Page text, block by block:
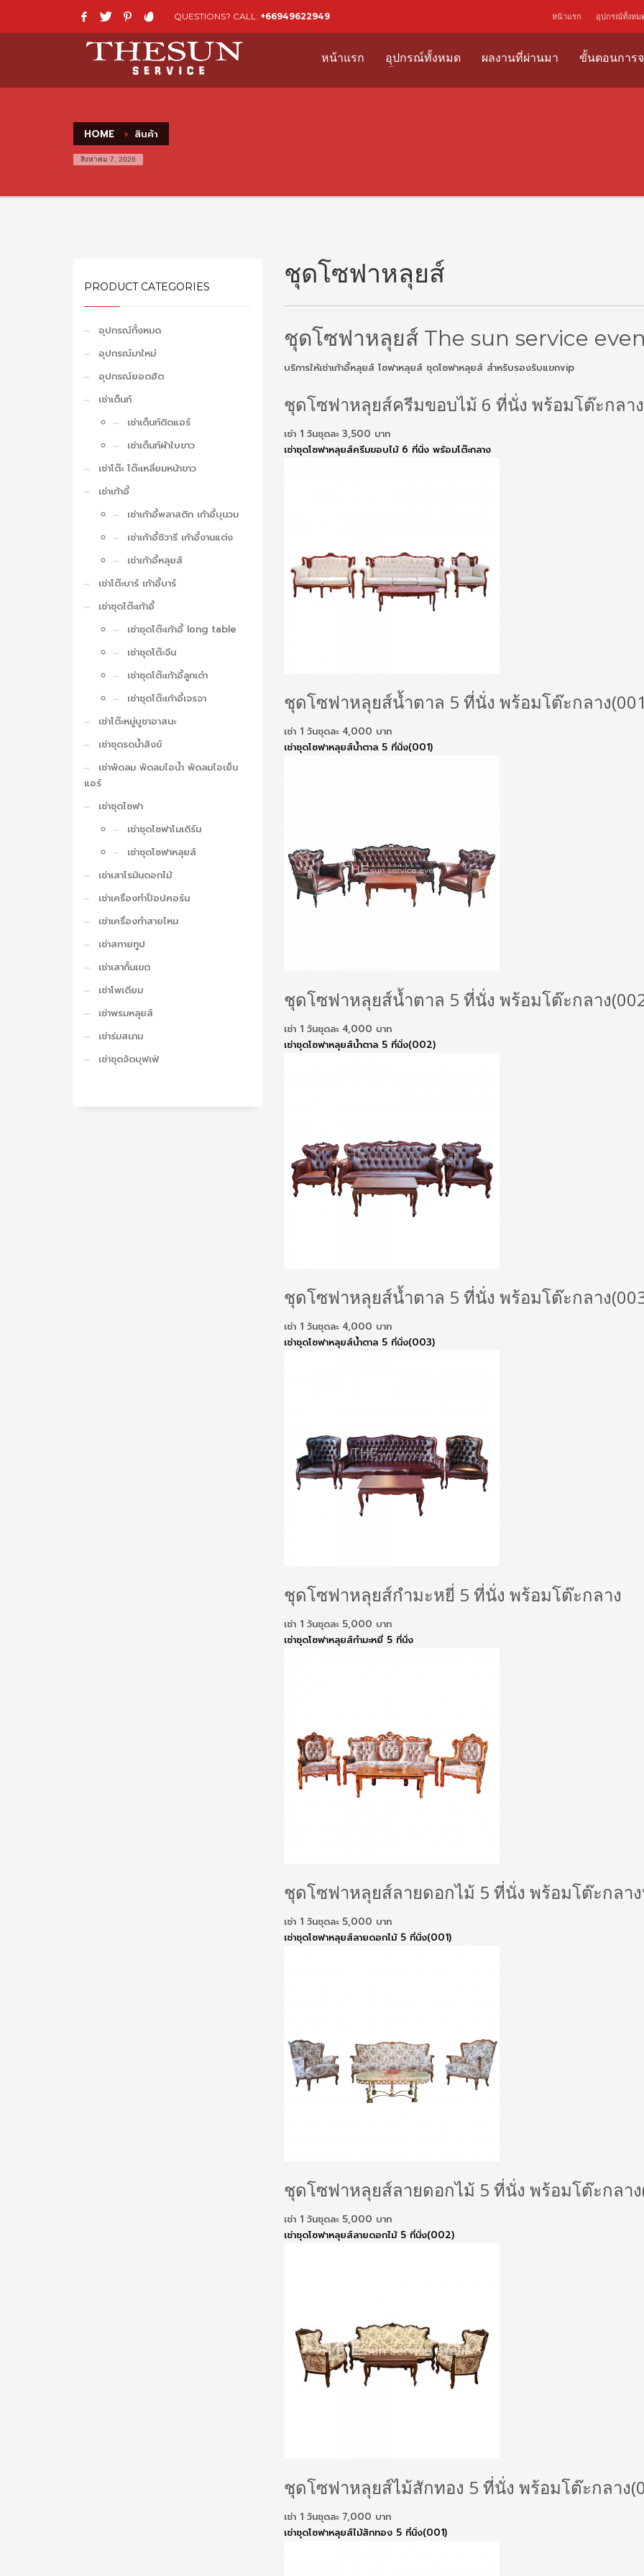
QUESTIONS? CALL: +66949622949 หน้าแรก อุปกรณ์ทั้งหม
หน้าแรก อุปกรณ์ทั้งหมด ผลงานที่ผ่านมา ขั้นตอนการ
HOME สินค้า
สิงหาคม 7, 2026
ชุดโซฟาหลุยส์
ชุดโซฟาหลุยส์ The sun service
บริการให้เช่าเก้าอี้หลุยส์ โซฟาหลุยส์ ชุดโซฟาหลุยส์ สำหรับรองรับแขกvip
ชุดโซฟาหลุยส์ครีมขอบไม้ 6 ที่นั่ง พร้อมโต๊ะกลาง
เช่า 1 วันชุดละ 3,500 บาท
เช่าชุดโซฟาหลุยส์ครีมขอบไม้ 6 ที่นั่ง พร้อมโต๊ะกลาง
ชุดโซฟาหลุยส์น้ำตาล 5 ที่นั่ง พร้อมโต๊ะกลาง
เช่า 1 วันชุดละ 4,000 บาท
เช่าชุดโซฟาหลุยส์น้ำตาล 5 ที่นั่ง(001)
ชุดโซฟาหลุยส์น้ำตาล 5 ที่นั่ง พร้อมโต๊ะกลาง
เช่า 1 วันชุดละ 4,000 บาท
เช่าชุดโซฟาหลุยส์น้ำตาล 5 ที่นั่ง(002)
ชุดโซฟาหลุยส์น้ำตาล 5 ที่นั่ง พร้อมโต๊ะกลาง
เช่า 1 วันชุดละ 4,000 บาท
เช่าชุดโซฟาหลุยส์น้ำตาล 5 ที่นั่ง(003)
ชุดโซฟาหลุยส์กำมะหยี่ 5 ที่นั่ง พร้อมโต๊ะกลาง
เช่า 1 วันชุดละ 5,000 บาท
เช่าชุดโซฟาหลุยส์กำมะหยี่ 5 ที่นั่ง
ชุดโซฟาหลุยส์ลายดอกไม้ 5 ที่นั่ง พร้อมโต๊ะกลา
เช่า 1 วันชุดละ 5,000 บาท
เช่าชุดโซฟาหลุยส์ลายดอกไม้ 5 ที่นั่ง(001)
ชุดโซฟาหลุยส์ลายดอกไม้ 5 ที่นั่ง พร้อมโต๊ะกลาง
เช่า 1 วันชุดละ 5,000 บาท
เช่าชุดโซฟาหลุยส์ลายดอกไม้ 5 ที่นั่ง(002)
ชุดโซฟาหลุยส์ไม้สักทอง 5 ที่นั่ง พร้อมโต๊ะกลาง
เช่า 1 วันชุดละ 7,000 บาท
เช่าชุดโซฟาหลุยส์ไม้สักทอง 5 ที่นั่ง(001)
PRODUCT CATEGORIES
อุปกรณ์ทั้งหมด
อุปกรณ์มาใหม่
อุปกรณ์ยอดฮิต
เช่าเต็นท์
เช่าเต็นท์ติดแอร์
เช่าเต็นท์ผ้าใบขาว
เช่าโต๊ะ โต๊ะเหลี่ยมหน้าขาว
เช่าเก้าอี้
เช่าเก้าอี้พลาสติก เก้าอี้บุนวม
เช่าเก้าอี้ชิวารี เก้าอี้งานแต่ง
เช่าเก้าอี้หลุยส์
เช่าโต๊ะบาร์ เก้าอี้บาร์
เช่าชุดโต๊ะเก้าอี้
เช่าชุดโต๊ะเก้าอี้ long table
เช่าชุดโต๊ะจีน
เช่าชุดโต๊ะเก้าอี้ลูกเต๋า
เช่าชุดโต๊ะเก้าอี้เจรจา
เช่าโต๊ะหมู่บูชาอาสนะ
เช่าชุดรดน้ำสังข์
เช่าพัดลม พัดลมไอน้ำ พัดลมไอเย็น
แอร์
เช่าชุดโซฟา
เช่าชุดโซฟาโมเดิร์น
เช่าชุดโซฟาหลุยส์
เช่าเสาโรมันดอกไม้
เช่าเครื่องทำป็อปคอร์น
เช่าเครื่องทำสายไหม
เช่าสกายทูป
เช่าเสากั้นเขต
เช่าโพเดียม
เช่าพรมหลุยส์
เช่าร่มสนาม
เช่าชุดจัดบุฟเฟ่